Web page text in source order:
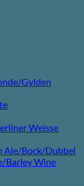
Gylden
Weisse
Ale/Bock/Dubbel
Barley Wine